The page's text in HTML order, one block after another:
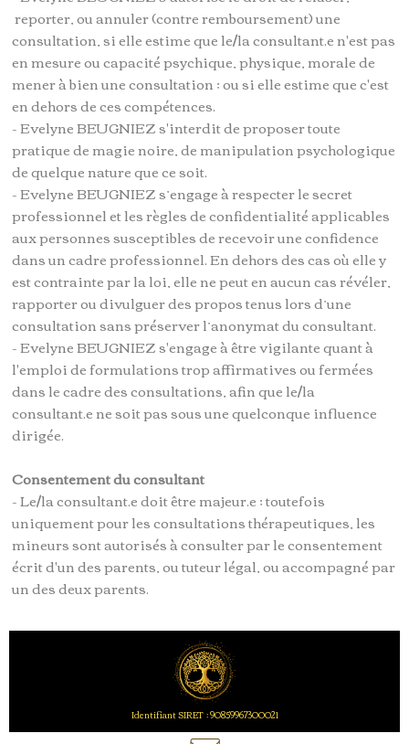
reporter, ou annuler (contre remboursement) une
consultation, si elle estime que le/la consultant.e n'est pas
en mesure ou capacité psychique, physique, morale de
mener à bien une consultation ; ou si elle estime que c'est
en dehors de ces compétences.
- Evelyne BEUGNIEZ s'interdit de proposer toute
pratique de magie noire, de manipulation psychologique
de quelque nature que ce soit.
- Evelyne BEUGNIEZ s’engage à respecter le secret
professionnel et les règles de confidentialité applicables
aux personnes susceptibles de recevoir une confidence
dans un cadre professionnel. En dehors des cas où elle y
est contrainte par la loi, elle ne peut en aucun cas révéler,
rapporter ou divulguer des propos tenus lors d’une
consultation sans préserver l’anonymat du consultant.
- Evelyne BEUGNIEZ s'engage à être vigilante quant à
l'emploi de formulations trop affirmatives ou fermées
dans le cadre des consultations, afin que le/la
consultant.e ne soit pas sous une quelconque influence
dirigée.
Consentement du consultant
- Le/la consultant.e doit être majeur.e ; toutefois
uniquement pour les consultations thérapeutiques, les
mineurs sont autorisés à consulter par le consentement
écrit d'un des parents, ou tuteur légal, ou accompagné par
un des deux parents.
Identifiant SIRET : 90859967300021